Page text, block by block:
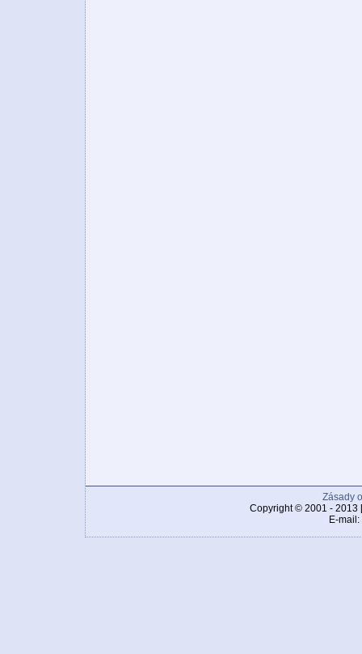
Zásady
Copyright © 2001 - 2013
E-mail: